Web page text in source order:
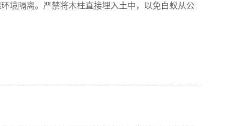
境隔离。严禁将木柱直接埋入土中，以免白蚁从公